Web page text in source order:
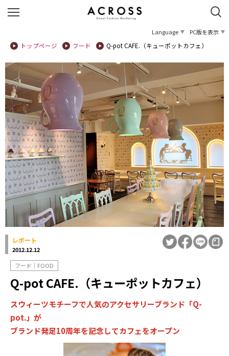
Language
PC版を表示
トップページ
フード Q-pot CAFE.（キューポットカフェ）
レポート
2012.12.12
フード｜FOOD
Q-pot CAFE.（キューポットカフェ）
スウィーツモチーフで人気のアクセサリーブランド「Q-
pot.」が
ブランド発足10周年を記念してカフェをオープン